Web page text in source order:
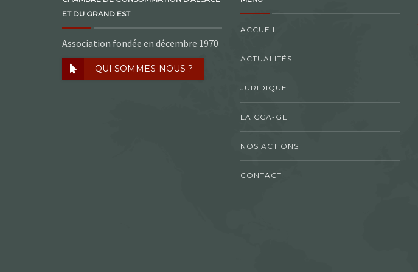
ET DU GRAND EST
Association fondée en décembre 1970
QUI SOMMES-NOUS ?
ACCUEIL
ACTUALITÉS
JURIDIQUE
LA CCA-GE
NOS ACTIONS
CONTACT